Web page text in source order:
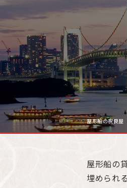
屋形船の祝良屋
屋形船の
埋められ